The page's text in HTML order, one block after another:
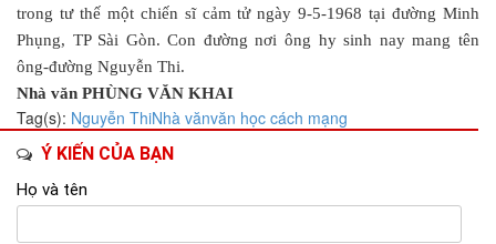
trong tư thế một chiến sĩ cảm tử ngày 9-5-1968 tại đường Minh
Phụng, TP Sài Gòn. Con đường nơi ông hy sinh nay mang tên
ông-đường Nguyễn Thi.
Nhà văn PHÙNG VĂN KHAI
Tag(s): Nguyễn ThiNhà vănvăn học cách mạng
Ý KIẾN CỦA BẠN
Họ và tên